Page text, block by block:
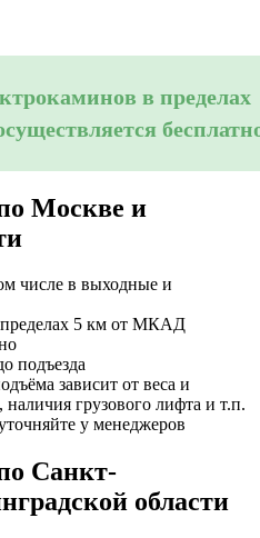
в пределах
Москве и
числе в выходные и
пределах 5 км от МКАД
подъезда
зависит от веса и
наличия грузового лифта и т.п.
у менеджеров
Санкт-
области